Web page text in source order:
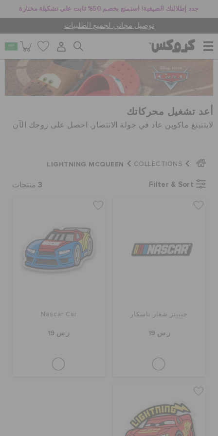
جدد إطلالتك الصيفية! استمتع بخصم 50% ثابت على تشكيلة مختارة
توصيل مجاني لجميع الطلبيات
للنساء
للرجال
جيبيتز تشارمز
الحقائب
تحديد موقع المتجر
أعد تشغيل محركاتك
لايتنينغ ماكوين عاد في جولة الانتصار. احصل على زوجك الآن
COLLECTIONS
LIGHTNING MCQUEEN
Filter & Sort
3 منتجات
جيبيتز شعار ناسكار
ر.س 19
Nascar Car
ر.س 19